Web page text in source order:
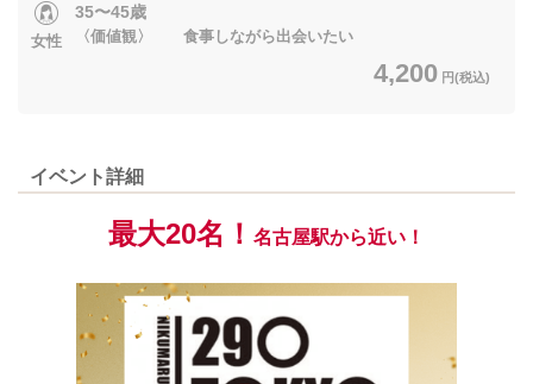
女性
35〜45歳
〈価値観〉 食事しながら出会いたい
4,200 円(税込)
イベント詳細
最大20名！ 名古屋駅から近い！